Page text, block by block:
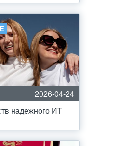
2026-04-24
надежного ИТ